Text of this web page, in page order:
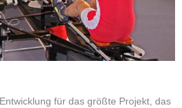
für das größte Projekt, das